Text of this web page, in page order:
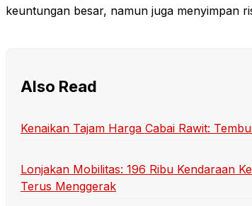
keuntungan besar, namun juga menyimpan
Also Read
Kenaikan Tajam Harga Cabai Rawit:
Lonjakan Mobilitas: 196 Ribu Kendaraan
Terus Menggerak